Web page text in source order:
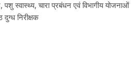
स्वास्थ्य, चारा प्रबंधन एवं विभागीय योजनाओं
दुग्ध निरीक्षक